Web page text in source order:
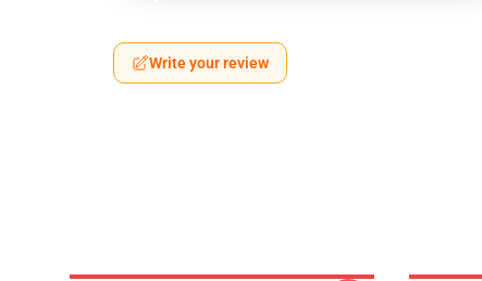
Write your review